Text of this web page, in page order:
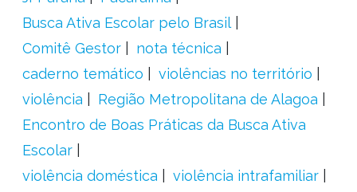
Busca Ativa Escolar pelo Brasil
Comitê Gestor
nota técnica
caderno temático
violências no território
violência
Região Metropolitana de Alagoa
Encontro de Boas Práticas da Busca Ativa
Escolar
violência doméstica
violência intrafamiliar